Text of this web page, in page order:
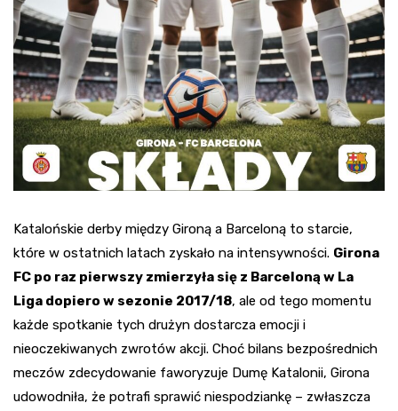
Katalońskie derby między Gironą a Barceloną to starcie,
które w ostatnich latach zyskało na intensywności. Girona
FC po raz pierwszy zmierzyła się z Barceloną w La
Liga dopiero w sezonie 2017/18, ale od tego momentu
każde spotkanie tych drużyn dostarcza emocji i
nieoczekiwanych zwrotów akcji. Choć bilans bezpośrednich
meczów zdecydowanie faworyzuje Dumę Katalonii, Girona
udowodniła, że potrafi sprawić niespodziankę – zwłaszcza